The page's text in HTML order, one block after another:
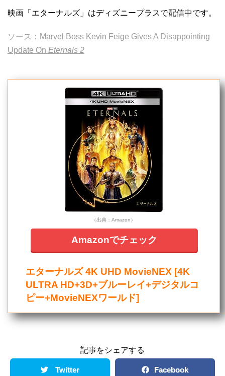
映画「エターナルズ」はディズニープラスで配信中です。
ソース： Marvel Boss Kevin Feige Gives A Disappointing
Update On Eternals 2
（出典：Amazon）
Amazonでチェック
エターナルズ 4K UHD MovieNEX [4K
ULTRA HD+3D+ブルーレイ+デジタルコ
ピー+MovieNEXワールド]
記事をシェアする
Twitter Facebook